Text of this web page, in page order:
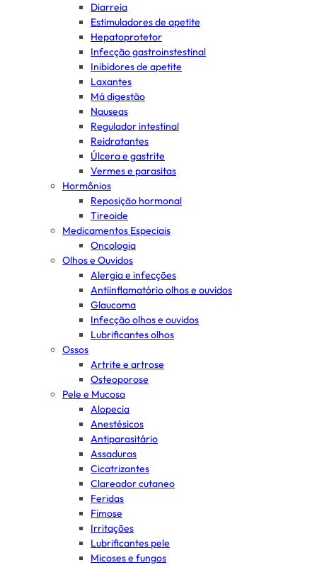
Diarreia
Estimuladores de apetite
Hepatoprotetor
Infecção gastroinstestinal
Inibidores de apetite
Laxantes
Má digestão
Nauseas
Regulador intestinal
Reidratantes
Úlcera e gastrite
Vermes e parasitas
Hormônios
Reposição hormonal
Tireoide
Medicamentos Especiais
Oncologia
Olhos e Ouvidos
Alergia e infecções
Antiinflamatório olhos e ouvidos
Glaucoma
Infecção olhos e ouvidos
Lubrificantes olhos
Ossos
Artrite e artrose
Osteoporose
Pele e Mucosa
Alopecia
Anestésicos
Antiparasitário
Assaduras
Cicatrizantes
Clareador cutaneo
Feridas
Fimose
Irritações
Lubrificantes pele
Micoses e fungos